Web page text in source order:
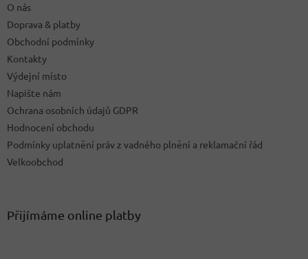
O nás
Doprava & platby
Obchodní podmínky
Kontakty
Výdejní místo
Napište nám
Ochrana osobních údajů GDPR
Hodnocení obchodu
Podmínky uplatnění práv z vadného plnění a reklamační řád
Velkoobchod
Přijímáme online platby